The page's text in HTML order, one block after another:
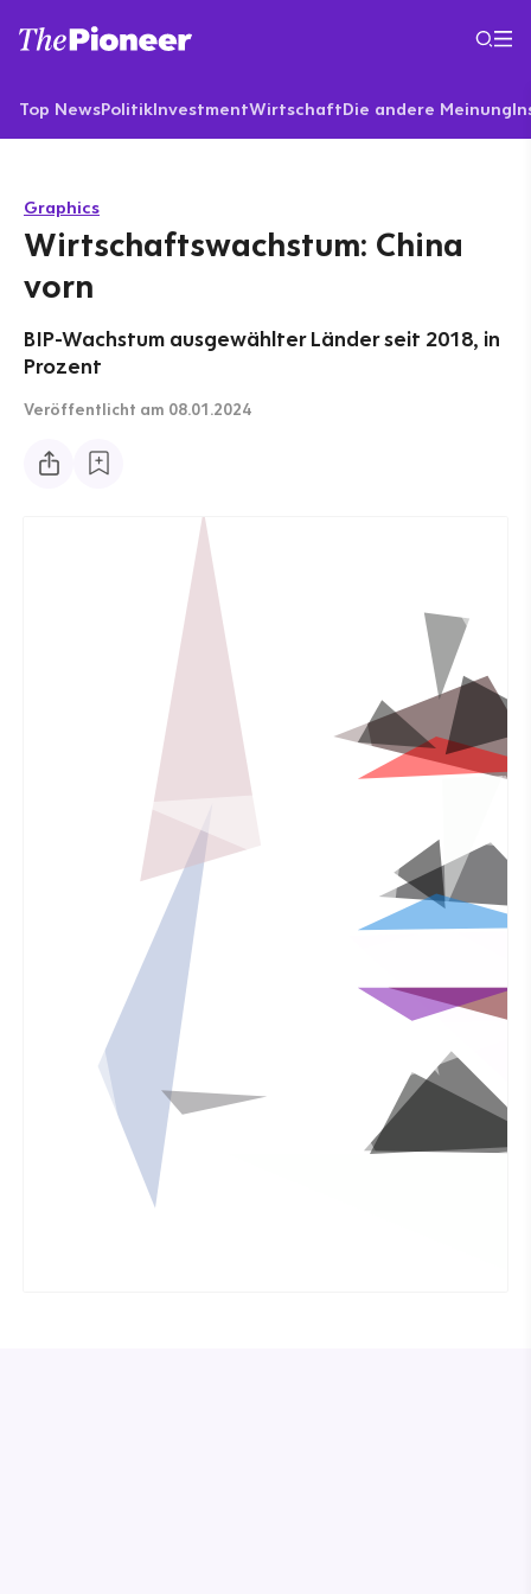
Top NewsPolitikInvestmentWirtschaftDie andere Meinung
Graphics
Wirtschaftswachstum: China
vorn
BIP-Wachstum ausgewählter Länder seit 2018, in
Prozent
Veröffentlicht am 08.01.2024